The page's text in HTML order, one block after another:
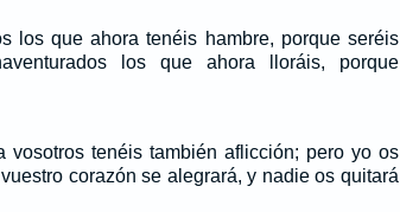
los que ahora tenéis hambre, porque seréis
los que ahora lloráis, porque
vosotros tenéis también aflicción; pero yo os
corazón se alegrará, y nadie os quitará